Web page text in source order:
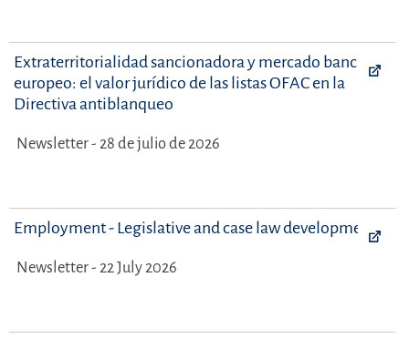
Extraterritorialidad sancionadora y mercado bancario
europeo: el valor jurídico de las listas OFAC en la
Directiva antiblanqueo
Newsletter - 28 de julio de 2026
Employment - Legislative and case law developments
Newsletter - 22 July 2026